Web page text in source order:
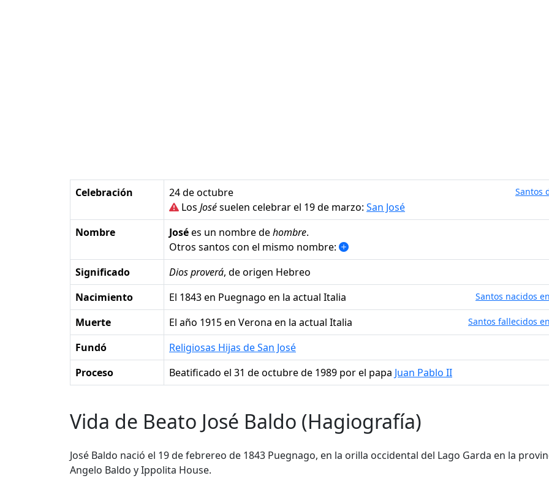
Celebración 24 de octubre Santos
Los Josésuelen celebrar el 19 de marzo: San José
Nombre
Josées un nombre dehombre.
Otros santos con el mismo nombre:
Significado
Dios proverá, de origen Hebreo
Nacimiento
el 1843 en Puegnago en la actual Italia Santos nacidos
Muerte el año 1915 en Verona en la actual Italia Santos fallecidos
Fundó
Religiosas Hijas de San José
Proceso
Beatificado el 31 de octubre de 1989 por el papa Juan Pablo II
Vida de Beato José Baldo (Hagiografía)
José Baldo nació el 19 de febrereo de 1843 Puegnago, en la orilla occidental del Lago Garda en la
Angelo Baldo y Ippolita House.